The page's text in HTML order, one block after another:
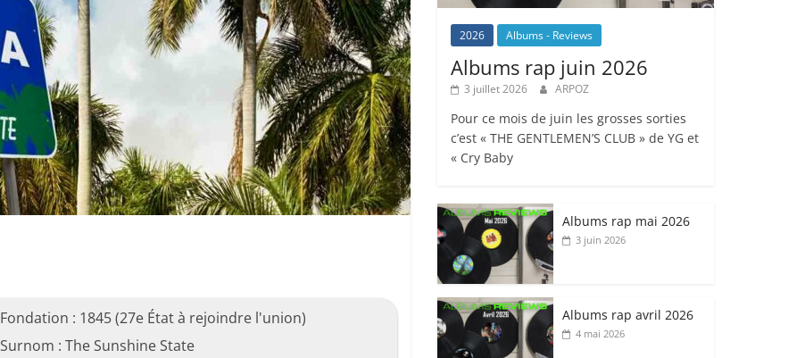
Fondation : 1845 (27e État à rejoindre l'union)
Surnom : The Sunshine State
2026 Albums - Reviews
Albums rap juin 2026
3 juillet 2026 ARPOZ
Pour ce mois de juin les grosses sorties
c’est « THE GENTLEMEN’S CLUB » de YG et
« Cry Baby
Albums rap mai 2026
3 juin 2026
Albums rap avril 2026
4 mai 2026